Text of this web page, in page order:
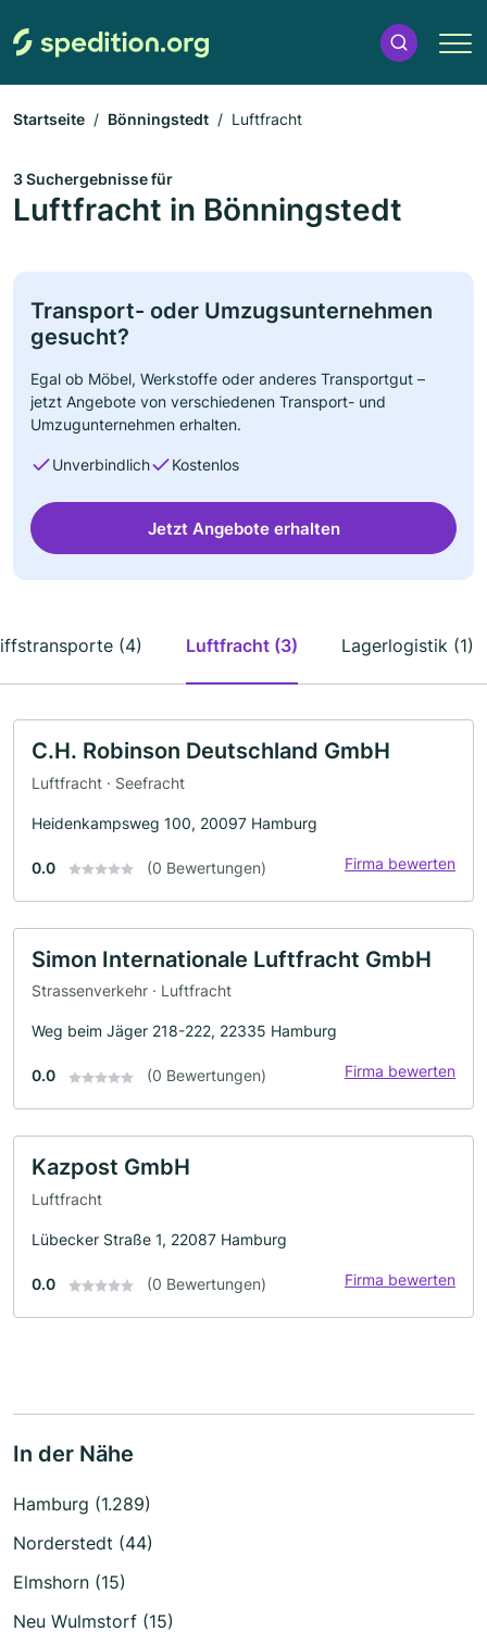
Startseite Bönningstedt Luftfracht
3 Suchergebnisse für
Luftfracht in Bönningstedt
Transport- oder Umzugsunternehmen
gesucht?
Egal ob Möbel, Werkstoffe oder anderes Transportgut –
jetzt Angebote von verschiedenen Transport- und
Umzugunternehmen erhalten.
Unverbindlich Kostenlos
Jetzt Angebote erhalten
(4) Luftfracht (3) Lagerlogistik (1)
C.H. Robinson Deutschland GmbH
Luftfracht · Seefracht
Heidenkampsweg 100, 20097 Hamburg
0.0 (0 Bewertungen) Firma bewerten
Simon Internationale Luftfracht GmbH
Strassenverkehr · Luftfracht
Weg beim Jäger 218-222, 22335 Hamburg
0.0 (0 Bewertungen) Firma bewerten
Kazpost GmbH
Luftfracht
Lübecker Straße 1, 22087 Hamburg
0.0 (0 Bewertungen) Firma bewerten
In der Nähe
Hamburg (1.289)
Norderstedt (44)
Elmshorn (15)
Neu Wulmstorf (15)